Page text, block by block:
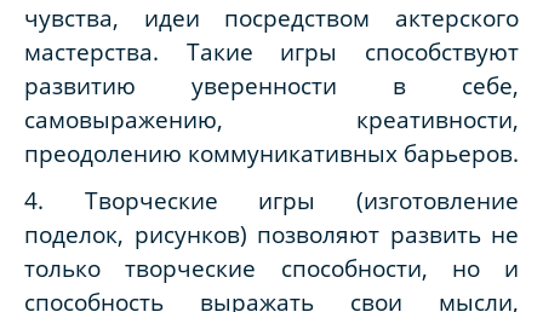
чувства, идеи посредством актерского
мастерства. Такие игры способствуют
развитию уверенности в себе,
самовыражению, креативности,
преодолению коммуникативных барьеров.
4. Творческие игры (изготовление
поделок, рисунков) позволяют развить не
только творческие способности, но и
способность выражать свои мысли,